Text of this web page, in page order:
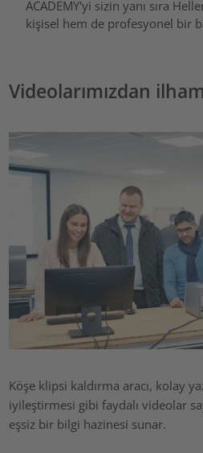
ACADEMY'yi sizin yanı sıra
kişisel hem de profesyonel bir
Videolarımızdan
Köşe klipsi kaldırma aracı, kolay
iyileştirmesi gibi faydalı videolar
eşsiz bir bilgi hazinesi sunar.